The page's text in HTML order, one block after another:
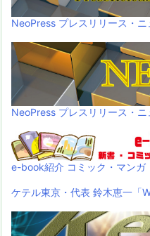
NeoPress プレスリリース・
NeoPress プレスリリース・ニ
e-book紹介 コミック・マンガ
ケテル東京・代表 鈴木恵一「